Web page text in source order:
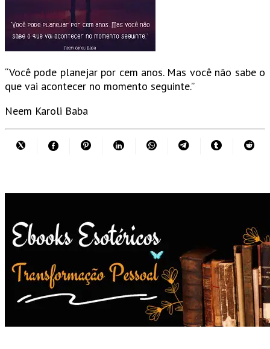
“Você pode planejar por cem anos. Mas você não sabe o
que vai acontecer no momento seguinte.”
Neem Karoli Baba